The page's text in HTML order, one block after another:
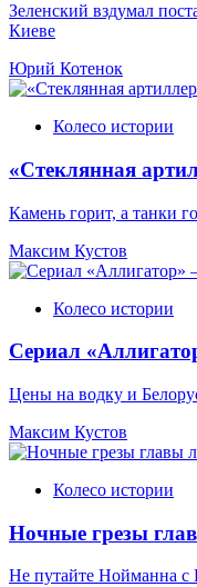
Зеленский вздумал
Киеве
Юрий Котенок
Колесо истории
«Стеклянная
Камень горит, а танки
Максим Кустов
Колесо истории
Сериал
Цены на водку и
Максим Кустов
Колесо истории
Ночные грезы
Не путайте Нойманна с